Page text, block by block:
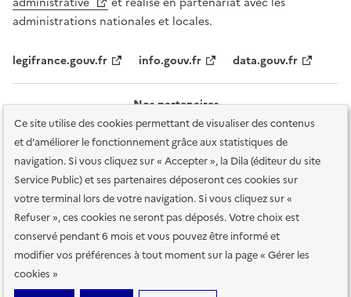
Ce site utilise des cookies permettant de visualiser des contenus
et d'améliorer le fonctionnement grâce aux statistiques de
navigation. Si vous cliquez sur « Accepter », la Dila (éditeur du site
Service Public) et ses partenaires déposeront ces cookies sur
votre terminal lors de votre navigation. Si vous cliquez sur «
Refuser », ces cookies ne seront pas déposés. Votre choix est
conservé pendant 6 mois et vous pouvez être informé et
modifier vos préférences à tout moment sur la page « Gérer les
cookies »
administrations nationales et locales.
legifrance.gouv.fr info.gouv.fr data.gouv.fr
Nos partenaires
Plan du site Accessibilité : totalement conforme
Accessibilité des
services en ligne Mentions légales Données personnelles et sécurité
Conditions générales d'utilisation Gestion des cookies